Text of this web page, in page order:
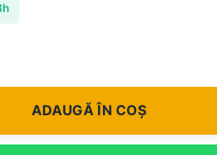
ADAUGĂ ÎN COȘ